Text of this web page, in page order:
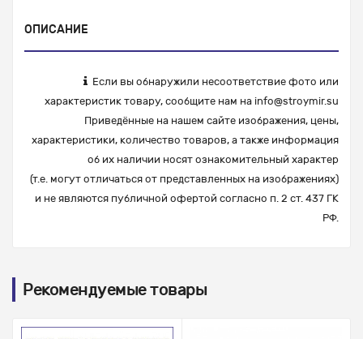
ОПИСАНИЕ
Если вы обнаружили несоответствие фото или
характеристик товару, сообщите нам на info@stroymir.su
Приведённые на нашем сайте изображения, цены,
характеристики, количество товаров, а также информация
об их наличии носят ознакомительный характер
(т.е. могут отличаться от представленных на изображениях)
и не являются публичной офертой согласно п. 2 ст. 437 ГК
РФ.
Рекомендуемые товары